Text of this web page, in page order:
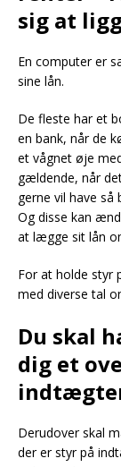
sig at
En computer er
sine lån.
De fleste har et
en bank, når de
et vågnet øje
gældende, når
gerne vil have
Og disse kan
at lægge sit lån
For at holde styr
med diverse tal
Du skal
dig et
Derudover skal
der er styr på